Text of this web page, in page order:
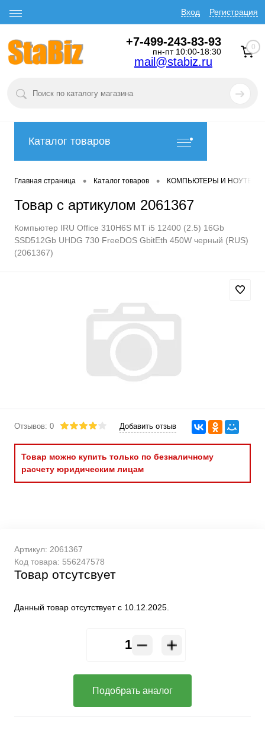
Вход Регистрация
+7-499-243-83-93
пн-пт 10:00-18:30
mail@stabiz.ru
0
Каталог товаров
Главная страница • Каталог товаров • КОМПЬЮТЕРЫ И
Товар с артикулом 2061367
Компьютер IRU Office 310H6S MT i5 12400 (2.5) 16Gb
SSD512Gb UHDG 730 FreeDOS GbitEth 450W черный (RUS)
(2061367)
Отзывов: 0 Добавить отзыв
Товар можно купить только по безналичному
расчету юридическим лицам
Артикул: 2061367
Код товара: 556247578
Товар отсутсвует
Данный товар отсутствует с 10.12.2025.
Подобрать аналог